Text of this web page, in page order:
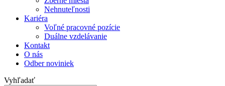
Nehnuteľnosti
Kariéra
Voľné pracovné pozície
Duálne vzdelávanie
Kontakt
O nás
Odber noviniek
Vyhľadať